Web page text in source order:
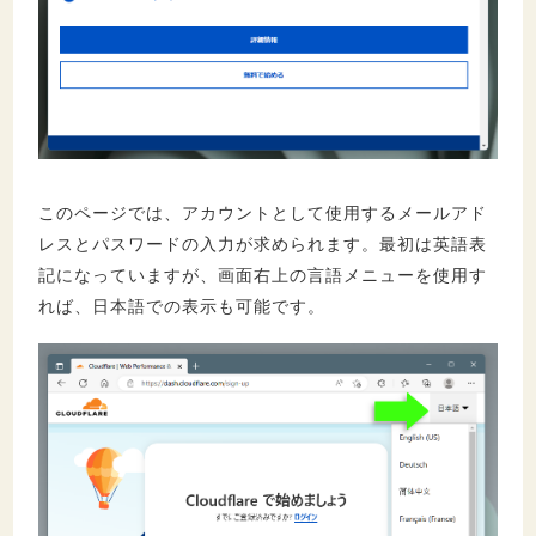
このページでは、アカウントとして使用するメールアド
レスとパスワードの入力が求められます。最初は英語表
記になっていますが、画面右上の言語メニューを使用す
れば、日本語での表示も可能です。